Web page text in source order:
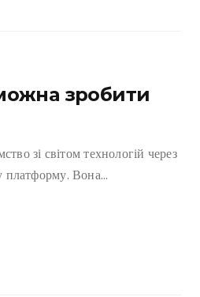
зробити
зі світом технологій через
платформу. Вона…